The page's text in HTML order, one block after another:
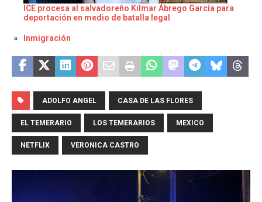
ICE procesa al salvadoreño Kilmar Ábrego García para
deportación en medio de batalla legal
Respecto a
Inmigración
ADOLFO ANGEL CASA DE LAS FLORES
EL TEMERARIO LOS TEMERARIOS MEXICO
NETFLIX VERONICA CASTRO